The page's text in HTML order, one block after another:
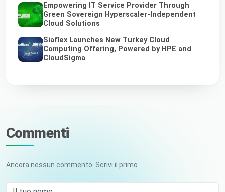
Empowering IT Service Provider Through
Green Sovereign Hyperscaler-Independent
Cloud Solutions
Siaflex Launches New Turkey Cloud
Computing Offering, Powered by HPE and
CloudSigma
Commenti
Ancora nessun commento. Scrivi il primo.
Il tuo nome